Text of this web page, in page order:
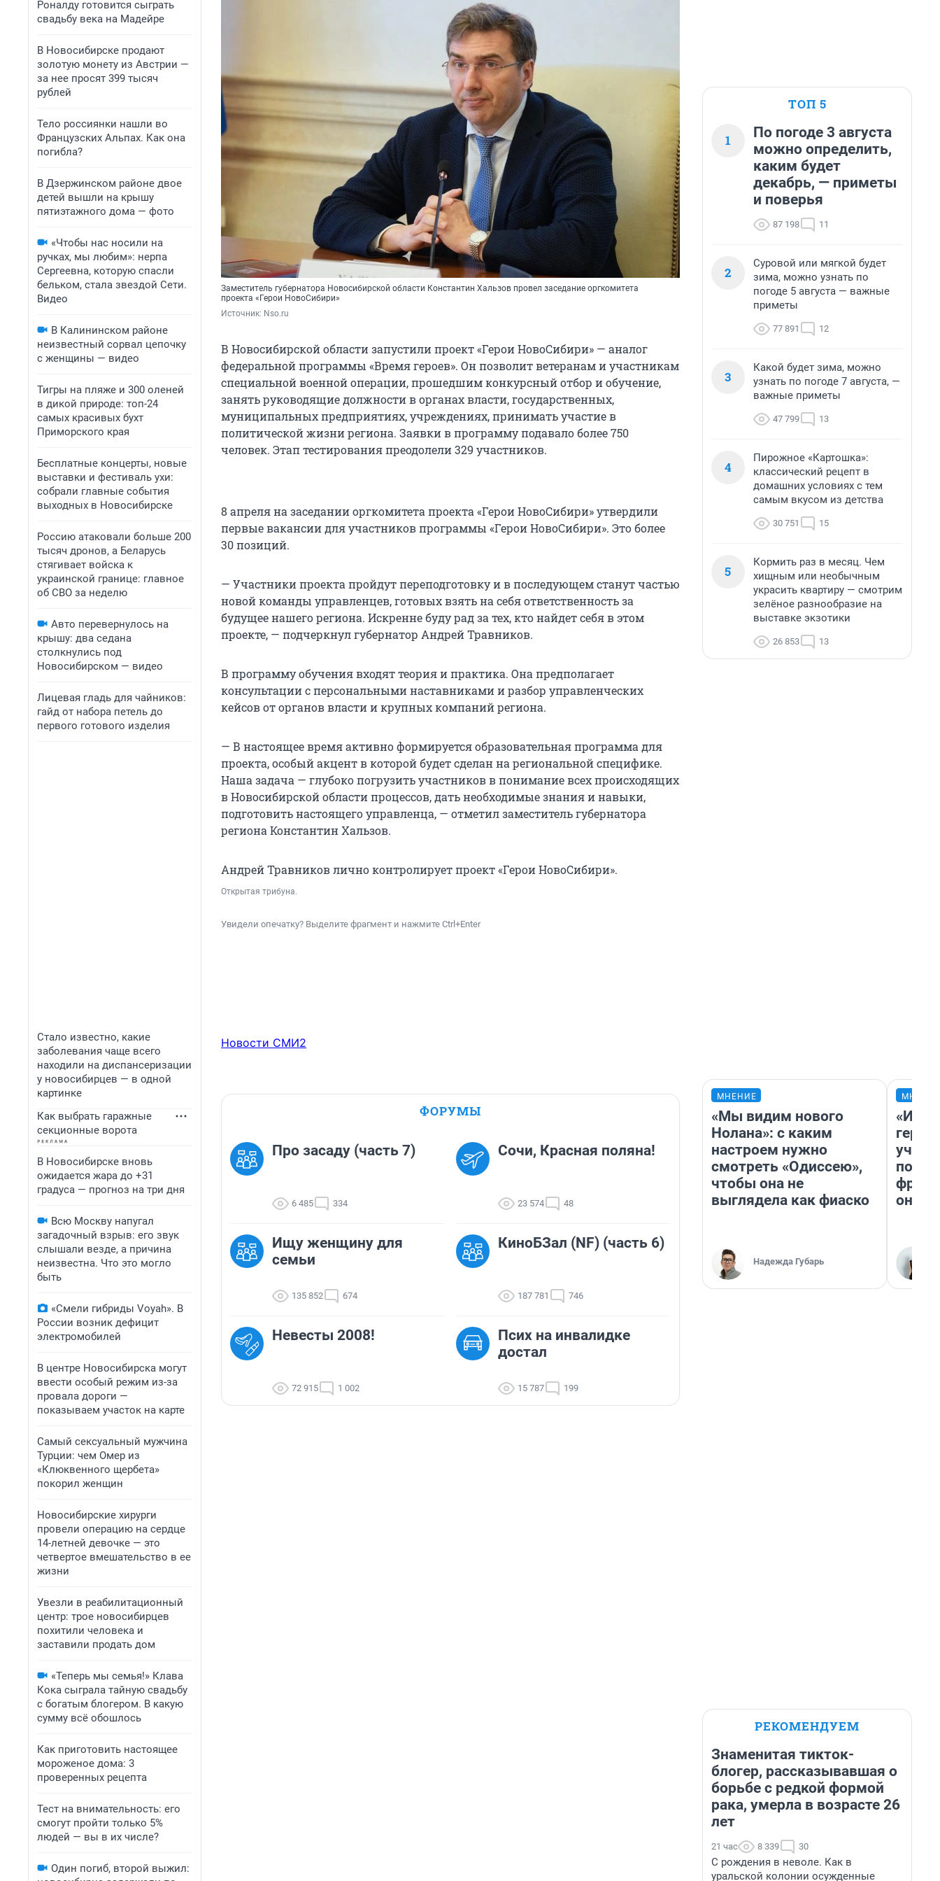
Роналду готовится сыграть
свадьбу века на Мадейре
В Новосибирске продают
золотую монету из Австрии —
за нее просят 399 тысяч
рублей
Тело россиянки нашли во
Французских Альпах. Как она
погибла?
В Дзержинском районе двое
детей вышли на крышу
пятиэтажного дома — фото
«Чтобы нас носили на
ручках, мы любим»: нерпа
Сергеевна, которую спасли
бельком, стала звездой Сети.
Видео
В Калининском районе
неизвестный сорвал цепочку
с женщины — видео
Тигры на пляже и 300 оленей
в дикой природе: топ-24
самых красивых бухт
Приморского края
Бесплатные концерты, новые
выставки и фестиваль ухи:
собрали главные события
выходных в Новосибирске
Россию атаковали больше 200
тысяч дронов, а Беларусь
стягивает войска к
украинской границе: главное
об СВО за неделю
Авто перевернулось на
крышу: два седана
столкнулись под
Новосибирском — видео
Лицевая гладь для чайников:
гайд от набора петель до
первого готового изделия
Стало известно, какие
заболевания чаще всего
находили на диспансеризации
у новосибирцев — в одной
картинке
Как выбрать гаражные
секционные ворота
В Новосибирске вновь
ожидается жара до +31
градуса — прогноз на три дня
Всю Москву напугал
загадочный взрыв: его звук
слышали везде, а причина
неизвестна. Что это могло
быть
«Смели гибриды Voyah». В
России возник дефицит
электромобилей
В центре Новосибирска могут
ввести особый режим из-за
провала дороги —
показываем участок на карте
Самый сексуальный мужчина
Турции: чем Омер из
«Клюквенного щербета»
покорил женщин
Новосибирские хирурги
провели операцию на сердце
14-летней девочке — это
четвертое вмешательство в ее
жизни
Увезли в реабилитационный
центр: трое новосибирцев
похитили человека и
заставили продать дом
«Теперь мы семья!» Клава
Кока сыграла тайную свадьбу
с богатым блогером. В какую
сумму всё обошлось
Как приготовить настоящее
мороженое дома: 3
проверенных рецепта
Тест на внимательность: его
смогут пройти только 5%
людей — вы в их числе?
Один погиб, второй выжил:
Заместитель губернатора Новосибирской области Константин Хальзов провел заседание оргкомитета
проекта «Герои НовоСибири»
Источник: Nso.ru
В Новосибирской области запустили проект «Герои НовоСибири» — аналог
федеральной программы «Время героев». Он позволит ветеранам и участникам
специальной военной операции, прошедшим конкурсный отбор и обучение,
занять руководящие должности в органах власти, государственных,
муниципальных предприятиях, учреждениях, принимать участие в
политической жизни региона. Заявки в программу подавало более 750
человек. Этап тестирования преодолели 329 участников.
8 апреля на заседании оргкомитета проекта «Герои НовоСибири» утвердили
первые вакансии для участников программы «Герои НовоСибири». Это более
30 позиций.
— Участники проекта пройдут переподготовку и в последующем станут частью
новой команды управленцев, готовых взять на себя ответственность за
будущее нашего региона. Искренне буду рад за тех, кто найдет себя в этом
проекте, — подчеркнул губернатор Андрей Травников.
В программу обучения входят теория и практика. Она предполагает
консультации с персональными наставниками и разбор управленческих
кейсов от органов власти и крупных компаний региона.
— В настоящее время активно формируется образовательная программа для
проекта, особый акцент в которой будет сделан на региональной специфике.
Наша задача — глубоко погрузить участников в понимание всех происходящих
в Новосибирской области процессов, дать необходимые знания и навыки,
подготовить настоящего управленца, — отметил заместитель губернатора
региона Константин Хальзов.
Андрей Травников лично контролирует проект «Герои НовоСибири».
Открытая трибуна.
Увидели опечатку? Выделите фрагмент и нажмите Ctrl+Enter
Новости СМИ2
ФОРУМЫ
Про засаду (часть 7)
6 485 334
Сочи, Красная поляна!
23 574 48
Ищу женщину для
семьи
135 852 674
КиноБЗал (NF) (часть 6)
187 781 746
Невесты 2008!
72 915 1 002
Псих на инвалидке
достал
15 787 199
ТОП 5
1
По погоде 3 августа
можно определить,
каким будет
декабрь, — приметы
и поверья
87 198 11
2
Суровой или мягкой будет
зима, можно узнать по
погоде 5 августа — важные
приметы
77 891 12
3
Какой будет зима, можно
узнать по погоде 7 августа, —
важные приметы
47 799 13
4
Пирожное «Картошка»:
классический рецепт в
домашних условиях с тем
самым вкусом из детства
30 751 15
5
Кормить раз в месяц. Чем
хищным или необычным
украсить квартиру — смотрим
зелёное разнообразие на
выставке экзотики
26 853 13
МНЕНИЕ
«Мы видим нового
Нолана»: с каким
настроем нужно
смотреть «Одиссею»,
чтобы она не
выглядела как фиаско
Надежда Губарь
учит
она
РЕКОМЕНДУЕМ
Знаменитая тикток-
блогер, рассказывавшая о
борьбе с редкой формой
рака, умерла в возрасте 26
лет
21 час 8 339 30
С рождения в неволе. Как в
уральской колонии осужденные